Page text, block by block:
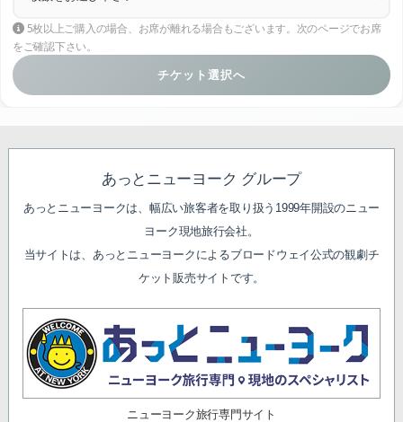
5枚以上ご購入の場合、お席が離れる場合もございます。次のページでお席
をご確認下さい。
チケット選択へ
あっとニューヨーク グループ
あっとニューヨークは、幅広い旅客者を取り扱う1999年開設のニュー
ヨーク現地旅行会社。
当サイトは、あっとニューヨークによるブロードウェイ公式の観劇チ
ケット販売サイトです。
ニューヨーク旅行専門サイト